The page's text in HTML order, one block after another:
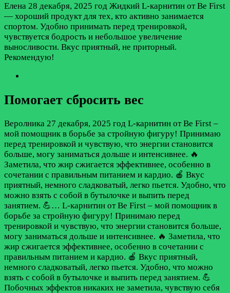
Елена 28 декабря, 2025 год Жидкий L-карнитин от Be First
— хороший продукт для тех, кто активно занимается
спортом. Удобно принимать перед тренировкой,
чувствуется бодрость и небольшое увеличение
выносливости. Вкус приятный, не приторный.
Рекомендую!
Помогает сбросить вес
Веролника 27 декабря, 2025 год L-карнитин от Be First –
мой помощник в борьбе за стройную фигуру! Принимаю
перед тренировкой и чувствую, что энергии становится
больше, могу заниматься дольше и интенсивнее. 🔥
Заметила, что жир сжигается эффективнее, особенно в
сочетании с правильным питанием и кардио. 🍎 Вкус
приятный, немного сладковатый, легко пьется. Удобно, что
можно взять с собой в бутылочке и выпить перед
занятием. 💪… L-карнитин от Be First – мой помощник в
борьбе за стройную фигуру! Принимаю перед
тренировкой и чувствую, что энергии становится больше,
могу заниматься дольше и интенсивнее. 🔥 Заметила, что
жир сжигается эффективнее, особенно в сочетании с
правильным питанием и кардио. 🍎 Вкус приятный,
немного сладковатый, легко пьется. Удобно, что можно
взять с собой в бутылочке и выпить перед занятием. 💪
Побочных эффектов никаких не заметила, чувствую себя